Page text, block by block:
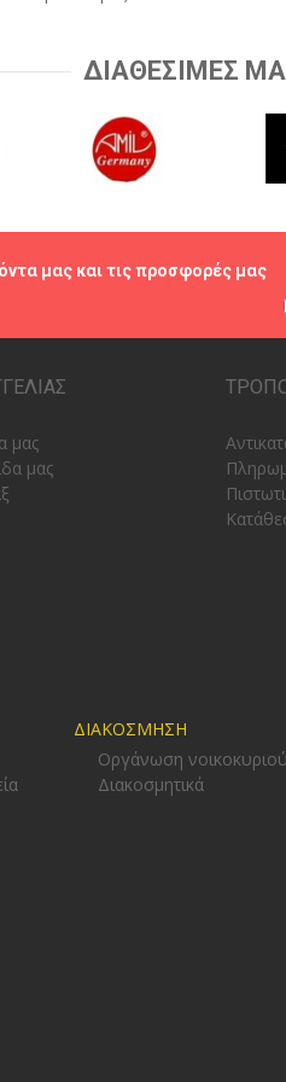
ΔΙΑΘΕΣΙΜΕΣ
μας και τις προσφορές μας
μας
μας
ΔΙΑΚΟΣΜΗΣΗ
Οργάνωση νοικοκυριού
Διακοσμητικά